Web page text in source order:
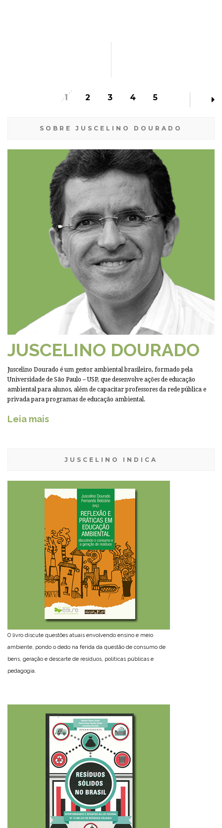
1 2 3 4 5
SOBRE JUSCELINO DOURADO
JUSCELINO DOURADO
Juscelino Dourado é um gestor ambiental brasileiro, formado pela
Universidade de São Paulo – USP, que desenvolve ações de educação
ambiental para alunos, além de capacitar professores da rede pública e
privada para programas de educação ambiental.
Leia mais
JUSCELINO INDICA
O livro discute questões atuais envolvendo ensino e meio
ambiente, pondo o dedo na ferida da questão de consumo de
bens, geração e descarte de resíduos, políticas públicas e
pedagogia.